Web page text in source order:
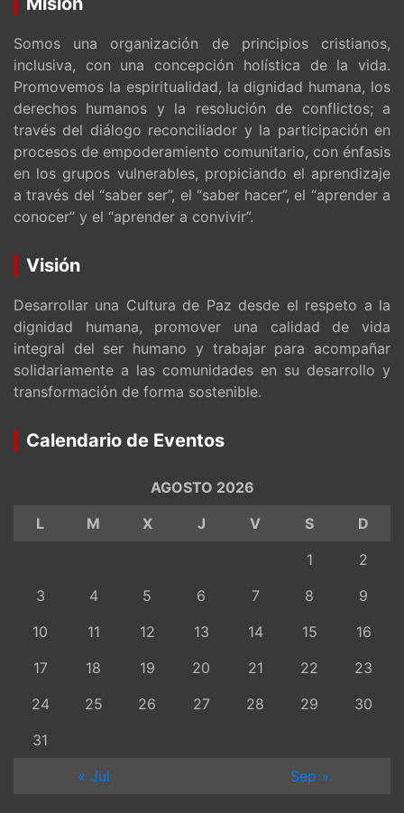
Somos una organización de principios cristianos,
inclusiva, con una concepción holística de la vida.
Promovemos la espiritualidad, la dignidad humana, los
derechos humanos y la resolución de conflictos; a
través del diálogo reconciliador y la participación en
procesos de empoderamiento comunitario, con énfasis
en los grupos vulnerables, propiciando el aprendizaje
a través del “saber ser”, el “saber hacer”, el “aprender a
conocer” y el “aprender a convivir”.
Visión
Desarrollar una Cultura de Paz desde el respeto a la
dignidad humana, promover una calidad de vida
integral del ser humano y trabajar para acompañar
solidariamente a las comunidades en su desarrollo y
transformación de forma sostenible.
Calendario de Eventos
AGOSTO 2026
L
M X J V S
D
1
2
3
4 5 6 7 8
9
10
11 12 13 14 15
16
17
18 19 20 21 22
23
24
25 26 27 28 29
30
31
« Jul
Sep »